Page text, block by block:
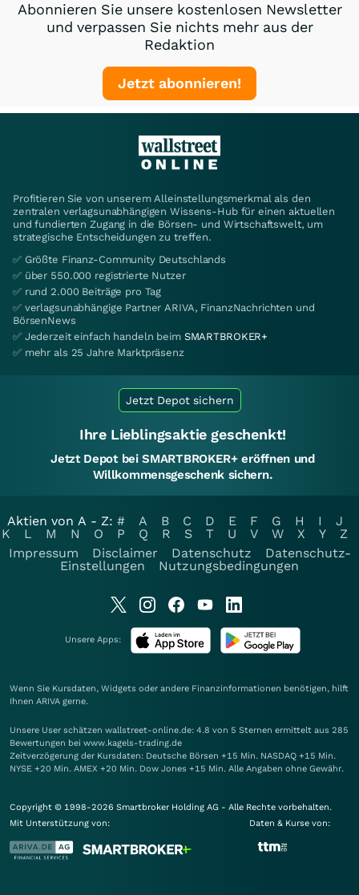
Abonnieren Sie unsere kostenlosen Newsletter
und verpassen Sie nichts mehr aus der
Redaktion
Jetzt abonnieren!
Profitieren Sie von unserem Alleinstellungsmerkmal als den
zentralen verlagsunabhängigen Wissens-Hub für einen aktuellen
und fundierten Zugang in die Börsen- und Wirtschaftswelt, um
strategische Entscheidungen zu treffen.
✅ Größte Finanz-Community Deutschlands
✅ über 550.000 registrierte Nutzer
✅ rund 2.000 Beiträge pro Tag
✅ verlagsunabhängige Partner ARIVA, FinanzNachrichten und
BörsenNews
✅ Jederzeit einfach handeln beim SMARTBROKER+
✅ mehr als 25 Jahre Marktpräsenz
Jetzt Depot sichern
Ihre Lieblingsaktie geschenkt!
Jetzt Depot bei SMARTBROKER+ eröffnen und
Willkommensgeschenk sichern.
Aktien von A - Z: # A B C D E F G H I
J
K
L M N O P Q R S T U V W X Y
Z
Impressum
Disclaimer Datenschutz
Datenschutz-
Einstellungen
Nutzungsbedingungen
Unsere Apps:
Wenn Sie Kursdaten, Widgets oder andere Finanzinformationen benötigen, hilft
Ihnen ARIVA gerne.
Unsere User schätzen wallstreet-online.de: 4.8 von 5 Sternen ermittelt aus 285
Bewertungen bei www.kagels-trading.de
Zeitverzögerung der Kursdaten: Deutsche Börsen +15 Min. NASDAQ +15 Min.
NYSE +20 Min. AMEX +20 Min. Dow Jones +15 Min. Alle Angaben ohne Gewähr.
Copyright © 1998-2026 Smartbroker Holding AG - Alle Rechte vorbehalten.
Mit Unterstützung von:
Daten & Kurse von: